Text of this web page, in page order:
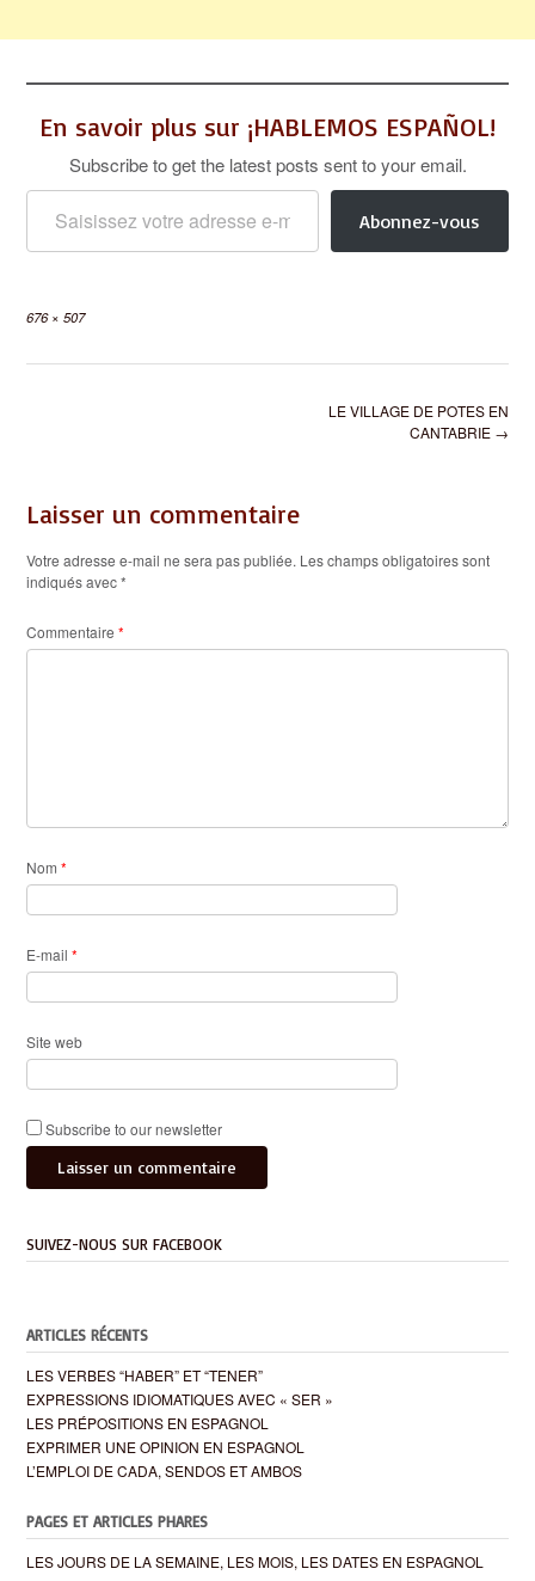
En savoir plus sur ¡HABLEMOS ESPAÑOL!
Subscribe to get the latest posts sent to your email.
Saisissez votre adresse e-mail…
Abonnez-vous
Full
676 × 507
LE VILLAGE DE POTES EN
CANTABRIE →
Laisser un commentaire
Votre adresse e-mail ne sera pas publiée. Les champs obligatoires sont
indiqués avec*
Commentaire *
Nom *
E-mail *
Site web
Subscribe to our newsletter
SUIVEZ-NOUS SUR FACEBOOK
ARTICLES RÉCENTS
LES VERBES “HABER” ET “TENER”
EXPRESSIONS IDIOMATIQUES AVEC « SER »
LES PRÉPOSITIONS EN ESPAGNOL
EXPRIMER UNE OPINION EN ESPAGNOL
L’EMPLOI DE CADA, SENDOS ET AMBOS
PAGES ET ARTICLES PHARES
LES JOURS DE LA SEMAINE, LES MOIS, LES DATES EN ESPAGNOL